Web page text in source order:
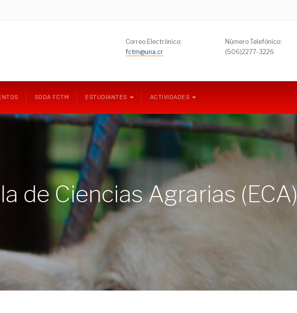
Correo Electrónico:
fctm@una.cr
Número Telefónico:
(506)2277-3226
SODA FCTM ESTUDIANTES ACTIVIDADES
de Ciencias Agrarias (ECA)